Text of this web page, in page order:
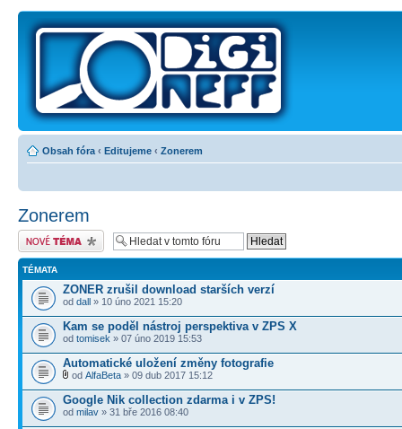
Obsah fóra ‹ Editujeme ‹ Zonerem
Zonerem
Odeslat nové téma
TÉMATA
ZONER zrušil download starších verzí
od dall » 10 úno 2021 15:20
Kam se poděl nástroj perspektiva v ZPS X
od tomisek » 07 úno 2019 15:53
Automatické uložení změny fotografie
od AlfaBeta » 09 dub 2017 15:12
Google Nik collection zdarma i v ZPS!
od milav » 31 bře 2016 08:40